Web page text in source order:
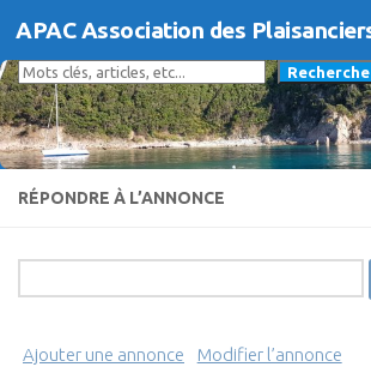
Skip to content
Rechercher
Recherche
RÉPONDRE À L’ANNONCE
Ajouter une annonce
Modifier l’annonce